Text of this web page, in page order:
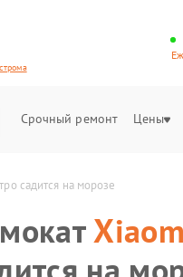
Срочный ремонт Цены
садится на морозе